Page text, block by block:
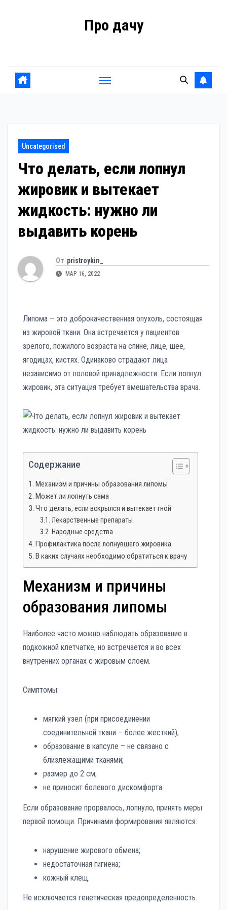
Про дачу
Uncategorised
Что делать, если лопнул
жировик и вытекает
жидкость: нужно ли
выдавить корень
От pristroykin_
МАР 16, 2022
Липома – это доброкачественная опухоль, состоящая
из жировой ткани. Она встречается у пациентов
зрелого, пожилого возраста на спине, лице, шее,
ягодицах, кистях. Одинаково страдают лица
независимо от половой принадлежности. Если лопнул
жировик, эта ситуация требует вмешательства врача.
Содержание
Механизм и причины образования липомы
Может ли лопнуть сама
Что делать, если вскрылся и вытекает гной
Лекарственные препараты
Народные средства
Профилактика после лопнувшего жировика
В каких случаях необходимо обратиться к врачу
Механизм и причины
образования липомы
Наиболее часто можно наблюдать образование в
подкожной клетчатке, но встречается и во всех
внутренних органах с жировым слоем.
Симптомы:
мягкий узел (при присоединении
соединительной ткани – более жесткий);
образование в капсуле – не связано с
близлежащими тканями;
размер до 2 см;
не приносит болевого дискомфорта.
Если образование прорвалось, лопнуло, принять меры
первой помощи. Причинами формирования являются:
нарушение жирового обмена;
недостаточная гигиена;
кожный клещ.
Не исключается генетическая предопределенность.